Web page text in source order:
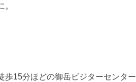
歩15分ほどの御岳ビジターセンター